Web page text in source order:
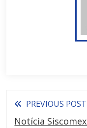
PREVIOUS POST
Notícia